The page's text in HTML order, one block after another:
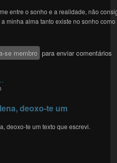
entre o sonho e a realidade, não
minha alma tanto existe no sonho
se membro para enviar comentários
deoxo-te um
deoxo-te um texto que escrevi.